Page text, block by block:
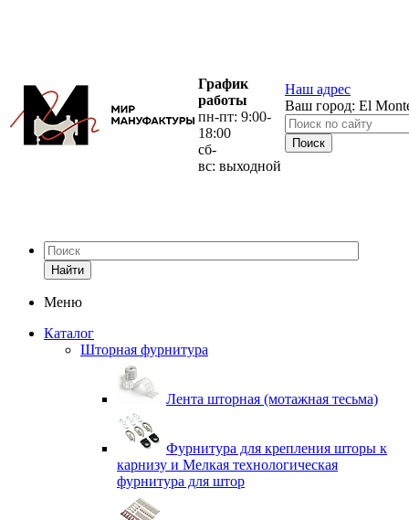
График
работы
пн-пт: 9:00-
18:00
сб-
вс: выходной
Наш адрес
Ваш город: El
Найти
Меню
Каталог
Шторная фурнитура
Лента шторная (мотажная тесьма)
Фурнитура для крепления шторы к
карнизу и Мелкая технологическая
фурнитура для штор